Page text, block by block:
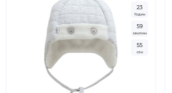
23
Годин
59
хвилин
53
сек